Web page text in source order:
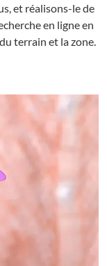
et réalisons-le de
en ligne en
terrain et la zone.